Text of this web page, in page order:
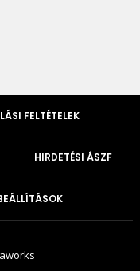
FELTÉTELEK
HIRDETÉSI ÁSZF